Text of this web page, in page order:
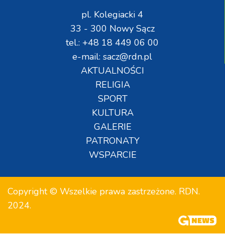
pl. Kolegiacki 4
33 - 300 Nowy Sącz
tel.: +48 18 449 06 00
e-mail: sacz@rdn.pl
AKTUALNOŚCI
RELIGIA
SPORT
KULTURA
GALERIE
PATRONATY
WSPARCIE
Copyright © Wszelkie prawa zastrzeżone. RDN.
2024.